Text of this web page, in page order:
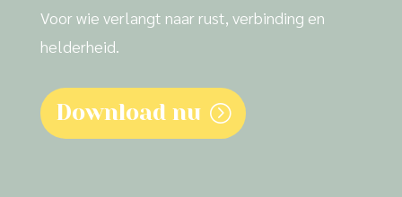
Voor wie verlangt naar rust, verbinding en
helderheid.
Download nu